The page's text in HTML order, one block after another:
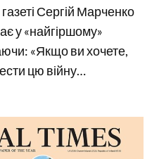
Сергій Марченко
у «найгіршому»
«Якщо ви хочете,
цю війну…